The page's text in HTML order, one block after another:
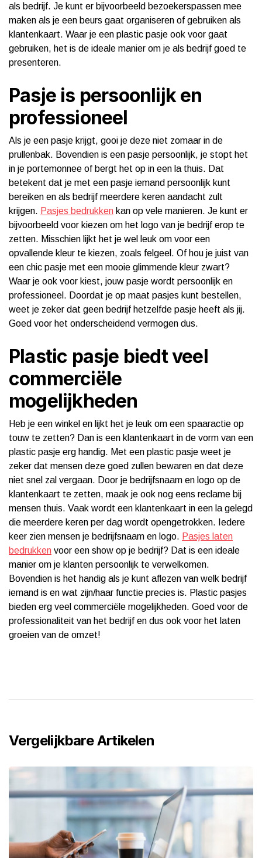
als bedrijf. Je kunt er bijvoorbeeld bezoekerspassen mee
maken als je een beurs gaat organiseren of gebruiken als
klantenkaart. Waar je een plastic pasje ook voor gaat
gebruiken, het is de ideale manier om je als bedrijf goed te
presenteren.
Pasje is persoonlijk en
professioneel
Als je een pasje krijgt, gooi je deze niet zomaar in de
prullenbak. Bovendien is een pasje persoonlijk, je stopt het
in je portemonnee of bergt het op in een la thuis. Dat
betekent dat je met een pasje iemand persoonlijk kunt
bereiken en als bedrijf meerdere keren aandacht zult
krijgen. Pasjes bedrukken kan op vele manieren. Je kunt er
bijvoorbeeld voor kiezen om het logo van je bedrijf erop te
zetten. Misschien lijkt het je wel leuk om voor een
opvallende kleur te kiezen, zoals felgeel. Of hou je juist van
een chic pasje met een mooie glimmende kleur zwart?
Waar je ook voor kiest, jouw pasje wordt persoonlijk en
professioneel. Doordat je op maat pasjes kunt bestellen,
weet je zeker dat geen bedrijf hetzelfde pasje heeft als jij.
Goed voor het onderscheidend vermogen dus.
Plastic pasje biedt veel
commerciële
mogelijkheden
Heb je een winkel en lijkt het je leuk om een spaaractie op
touw te zetten? Dan is een klantenkaart in de vorm van een
plastic pasje erg handig. Met een plastic pasje weet je
zeker dat mensen deze goed zullen bewaren en dat deze
niet snel zal vergaan. Door je bedrijfsnaam en logo op de
klantenkaart te zetten, maak je ook nog eens reclame bij
mensen thuis. Vaak wordt een klantenkaart in een la gelegd
die meerdere keren per dag wordt opengetrokken. Iedere
keer zien mensen je bedrijfsnaam en logo. Pasjes laten
bedrukken voor een show op je bedrijf? Dat is een ideale
manier om je klanten persoonlijk te verwelkomen.
Bovendien is het handig als je kunt aflezen van welk bedrijf
iemand is en wat zijn/haar functie precies is. Plastic pasjes
bieden erg veel commerciële mogelijkheden. Goed voor de
professionaliteit van het bedrijf en dus ook voor het laten
groeien van de omzet!
Vergelijkbare Artikelen